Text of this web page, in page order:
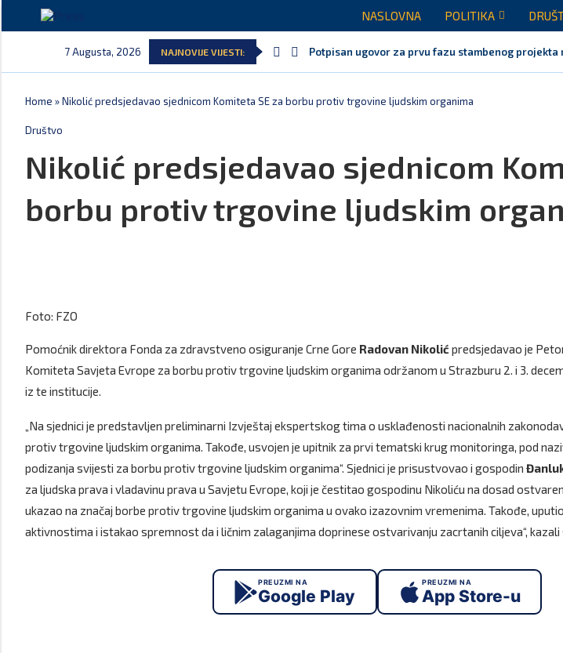
NASLOVNA POLITIKA
7 Augusta, 2026 NAJNOVIJE VIJESTI: Potpisan ugovor za prvu fazu stambenog projekta
Home »Nikolić predsjedavao sjednicom Komiteta SE za borbu protiv trgovine ljudskim organima
Društvo
Nikolić predsjedavao sjednicom
borbu protiv trgovine ljudskim
Foto: FZO
Pomoćnik direktora Fonda za zdravstveno osiguranje Crne Gore Radovan Nikolić predsjedavao je
Komiteta Savjeta Evrope za borbu protiv trgovine ljudskim organima održanom u Strazburu 2. i 3.
iz te institucije.
„Na sjednici je predstavljen preliminarni Izvještaj ekspertskog tima o usklađenosti nacionalnih
protiv trgovine ljudskim organima. Takođe, usvojen je upitnik za prvi tematski krug monitoringa, pod
podizanja svijesti za borbu protiv trgovine ljudskim organima“. Sjednici je prisustvovao i gospodin
za ljudska prava i vladavinu prava u Savjetu Evrope, koji je čestitao gospodinu Nikoliću na dosad
ukazao na značaj borbe protiv trgovine ljudskim organima u ovako izazovnim vremenima. Takođe,
aktivnostima i istakao spremnost da i ličnim zalaganjima doprinese ostvarivanju zacrtanih ciljeva“, kazali
PREUZMI NA
Google Play
PREUZMI NA
App Store-u